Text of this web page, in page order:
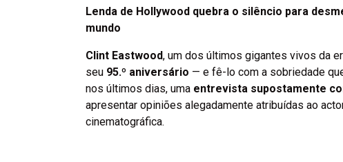
Lenda de Hollywood quebra o silêncio para
mundo
Clint Eastwood, um dos últimos gigantes vivos da
seu 95.º aniversário — e fê-lo com a sobriedade
nos últimos dias, uma entrevista supostamente
apresentar opiniões alegadamente atribuídas ao
cinematográfica.